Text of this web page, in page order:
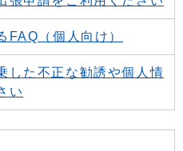
FAQ（個人向け）
した不正な勧誘や個人情
い